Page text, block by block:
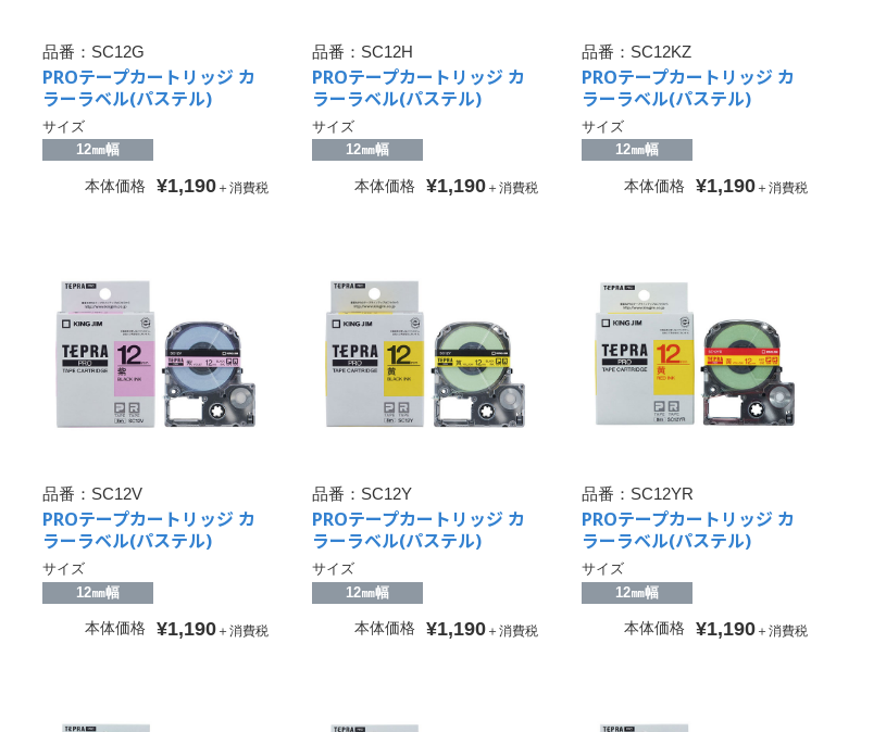
品番： SC12G
PROテープカートリッジ カ
ラーラベル(パステル)
サイズ
12㎜幅
本体価格 ¥1,190 ＋消費税
品番： SC12H
PROテープカートリッジ カ
ラーラベル(パステル)
サイズ
12㎜幅
本体価格 ¥1,190 ＋消費税
品番： SC12KZ
PROテープカートリッジ カ
ラーラベル(パステル)
サイズ
12㎜幅
本体価格 ¥1,190 ＋消費税
品番： SC12V
PROテープカートリッジ カ
ラーラベル(パステル)
サイズ
12㎜幅
本体価格 ¥1,190 ＋消費税
品番： SC12Y
PROテープカートリッジ カ
ラーラベル(パステル)
サイズ
12㎜幅
本体価格 ¥1,190 ＋消費税
品番： SC12YR
PROテープカートリッジ カ
ラーラベル(パステル)
サイズ
12㎜幅
本体価格 ¥1,190 ＋消費税